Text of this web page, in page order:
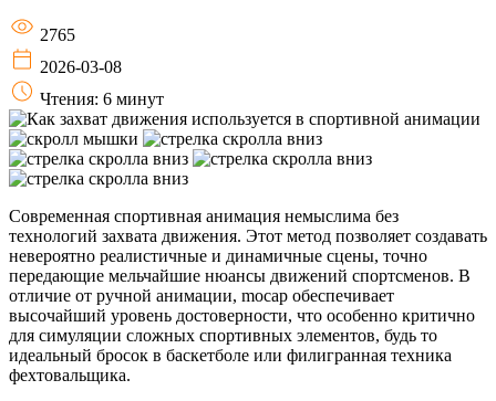
2765
2026-03-08
Чтения: 6 минут
Современная спортивная анимация немыслима без
технологий захвата движения. Этот метод позволяет создавать
невероятно реалистичные и динамичные сцены, точно
передающие мельчайшие нюансы движений спортсменов. В
отличие от ручной анимации, mocap обеспечивает
высочайший уровень достоверности, что особенно критично
для симуляции сложных спортивных элементов, будь то
идеальный бросок в баскетболе или филигранная техника
фехтовальщика.